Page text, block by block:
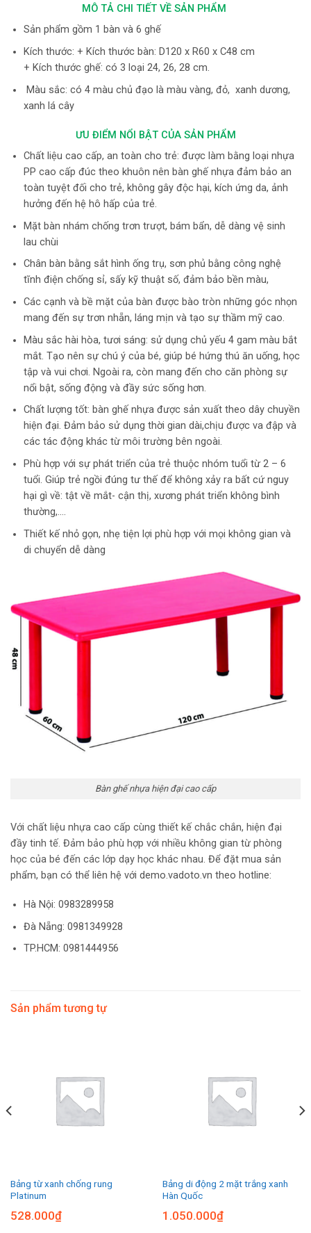
MÔ TẢ CHI TIẾT VỀ SẢN PHẨM
Sản phẩm gồm 1 bàn và 6 ghế
Kích thước: + Kích thước bàn: D120 x R60 x C48 cm
+ Kích thước ghế: có 3 loại 24, 26, 28 cm.
Màu sắc: có 4 màu chủ đạo là màu vàng, đỏ, xanh dương,
xanh lá cây
ƯU ĐIỂM NỔI BẬT CỦA SẢN PHẨM
Chất liệu cao cấp, an toàn cho trẻ: được làm bằng loại nhựa
PP cao cấp đúc theo khuôn nên bàn ghế nhựa đảm bảo an
toàn tuyệt đối cho trẻ, không gây độc hại, kích ứng da, ảnh
hưởng đến hệ hô hấp của trẻ.
Mặt bàn nhám chống trơn trượt, bám bẩn, dễ dàng vệ sinh
lau chùi
Chân bàn bằng sắt hình ống trụ, sơn phủ bằng công nghệ
tĩnh điện chống sỉ, sấy kỹ thuật số, đảm bảo bền màu,
Các cạnh và bề mặt của bàn được bào tròn những góc nhọn
mang đến sự trơn nhẵn, láng mịn và tạo sự thầm mỹ cao.
Màu sắc hài hòa, tươi sáng: sử dụng chủ yếu 4 gam màu bắt
mắt. Tạo nên sự chú ý của bé, giúp bé hứng thú ăn uống, học
tập và vui chơi. Ngoài ra, còn mang đến cho căn phòng sự
nổi bật, sống động và đầy sức sống hơn.
Chất lượng tốt: bàn ghế nhựa được sản xuất theo dây chuyền
hiện đại. Đảm bảo sử dụng thời gian dài,chịu được va đập và
các tác động khác từ môi trường bên ngoài.
Phù hợp với sự phát triển của trẻ thuộc nhóm tuổi từ 2 – 6
tuổi. Giúp trẻ ngồi đúng tư thế để không xảy ra bất cứ nguy
hại gì về: tật về mắt- cận thị, xương phát triển không bình
thường,….
Thiết kế nhỏ gọn, nhẹ tiện lợi phù hợp với mọi không gian và
di chuyển dễ dàng
Bàn ghế nhựa hiện đại cao cấp
Với chất liệu nhựa cao cấp cùng thiết kế chắc chắn, hiện đại
đầy tinh tế. Đảm bảo phù hợp với nhiều không gian từ phòng
học của bé đến các lớp dạy học khác nhau. Để đặt mua sản
phẩm, bạn có thể liên hệ với demo.vadoto.vn theo hotline:
Hà Nội: 0983289958
Đà Nẵng: 0981349928
TP.HCM: 0981444956
Sản phẩm tương tự
Bảng từ xanh chống rung
Platinum
528.000₫
Bảng di động 2 mặt trắng xanh
Hàn Quốc
1.050.000₫